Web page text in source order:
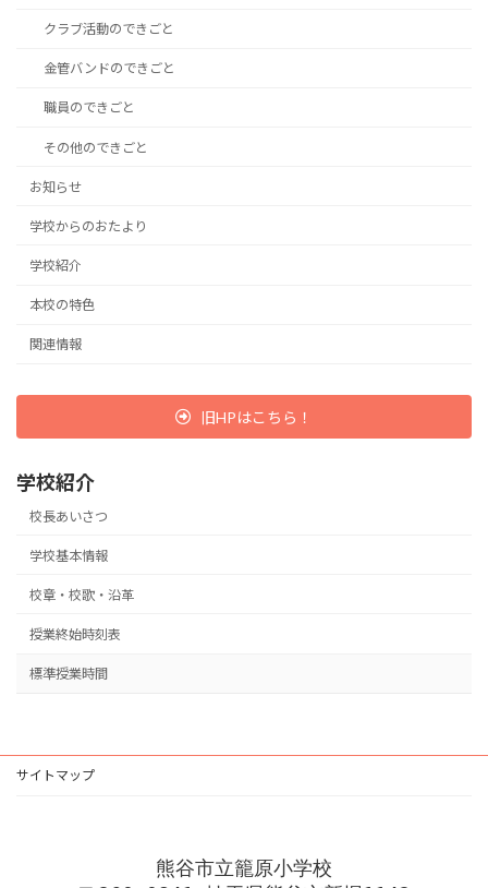
クラブ活動のできごと
金管バンドのできごと
職員のできごと
その他のできごと
お知らせ
学校からのおたより
学校紹介
本校の特色
関連情報
旧HPはこちら！
学校紹介
校長あいさつ
学校基本情報
校章・校歌・沿革
授業終始時刻表
標準授業時間
サイトマップ
熊谷市立籠原小学校